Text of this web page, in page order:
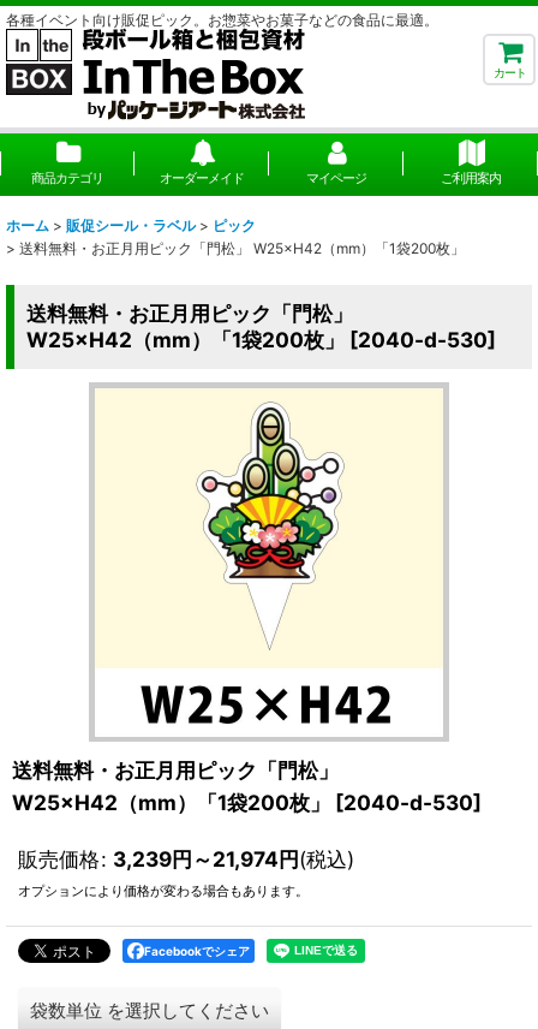
各種イベント向け販促ピック。お惣菜やお菓子などの食品に最適。
カート
商品カテゴリ オーダーメイド マイページ ご利用案内
ホーム > 販促シール・ラベル > ピック
> 送料無料・お正月用ピック「門松」 W25×H42（mm）「1袋200枚」
送料無料・お正月用ピック「門松」
W25×H42（mm）「1袋200枚」
[2040-d-530]
送料無料・お正月用ピック「門松」
W25×H42（mm）「1袋200枚」
[2040-d-530]
販売価格: 3,239円～21,974円(税込)
オプションにより価格が変わる場合もあります。
Facebookでシェア
袋数単位 を選択してください